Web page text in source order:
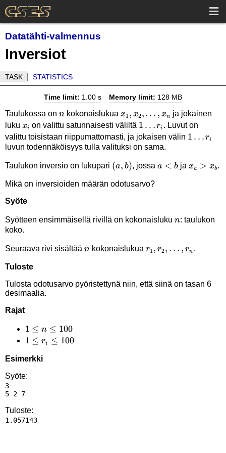
Datatähti-valmennus
Inversiot
TASK STATISTICS
Time limit: 1.00 s Memory limit: 128 MB
Taulukossa on n
nkokonaislukua x_1,x_2,\ldots,x_n
x1 , x2,… , xn ja jokainen
luku x_i
xi on valittu satunnaisesti väliltä 1
\ldots
r_i
1 … ri . Luvut on
valittu toisistaan riippumattomasti, ja jokaisen välin 1
1 … ri
luvun todennäköisyys tulla valituksi on sama.
Taulukon inversio on lukupari (a,b)
(a, b), jossa a<b
a < b jax_a
xa > xb.
Mikä on inversioiden määrän odotusarvo?
Syöte
Syötteen ensimmäisellä rivillä on kokonaisluku n
n: taulukon
koko.
Seuraava rivi sisältää n
nkokonaislukua r_1,r_2,\ldots,r_n
r1 , r2, … , rn .
Tuloste
Tulosta odotusarvo pyöristettynä niin, että siinä on tasan 6
desimaalia.
Rajat
1
\le
\le
100
1 ≤ n ≤ 100
1
r_i
\le
1 ≤ ri ≤ 100
Esimerkki
Syöte:
3
5 2 7
Tuloste:
1.057143